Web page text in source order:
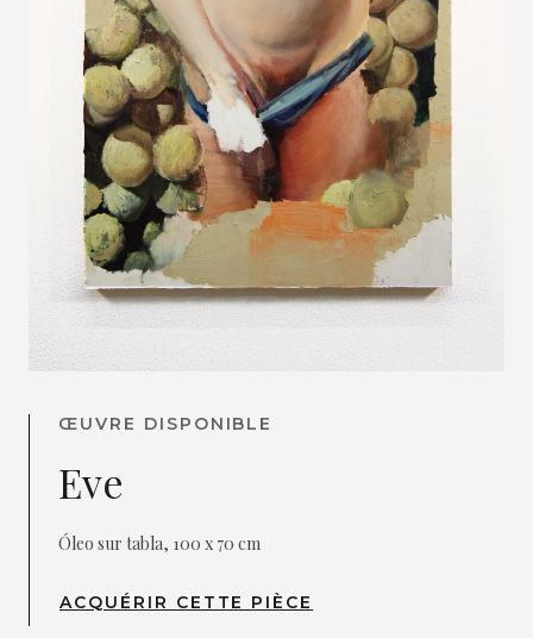
ŒUVRE DISPONIBLE
Eve
Óleo sur tabla, 100 x 70 cm
ACQUÉRIR CETTE PIÈCE